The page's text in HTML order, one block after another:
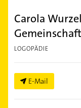
Carola
LOGOPÄDIE
E-Mail